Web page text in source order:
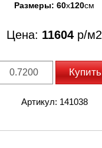
Размеры: 60x120см
Цена: 11604 р/м2
Купить
Артикул: 141038